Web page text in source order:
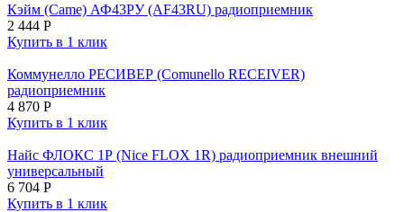
Кэйм (Came) АФ43РУ (AF43RU) радиоприемник
2 444 Р
Купить в 1 клик
Коммунелло РЕСИВЕР (Comunello RECEIVER)
радиоприемник
4 870 Р
Купить в 1 клик
Найс ФЛОКС 1Р (Nice FLOX 1R) радиоприемник внешний
универсальный
6 704 Р
Купить в 1 клик